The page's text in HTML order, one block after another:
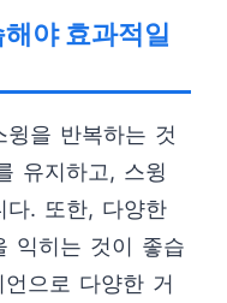
야 효과적일
을 반복하는 것
유지하고, 스윙
다. 또한, 다양한
익히는 것이 좋습
으로 다양한 거